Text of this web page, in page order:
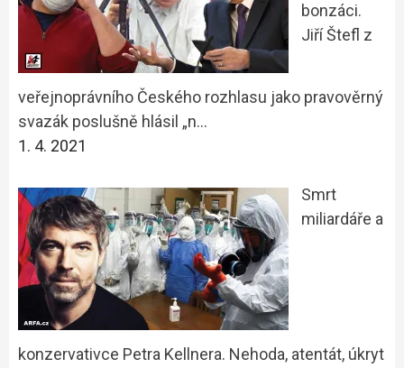
bonzáci.
Jiří Štefl z
veřejnoprávního Českého rozhlasu jako pravověrný
svazák poslušně hlásil „n…
1. 4. 2021
Smrt
miliardáře a
konzervativce Petra Kellnera. Nehoda, atentát, úkryt